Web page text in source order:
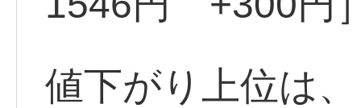
値下がり上位は、